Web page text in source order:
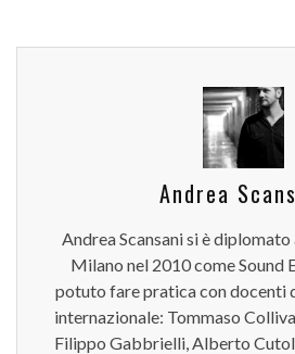
Andrea
Andrea Scansani si è
Milano nel 2010 come Sound
potuto fare pratica con docenti
internazionale: Tommaso
Filippo Gabbrielli, Alberto